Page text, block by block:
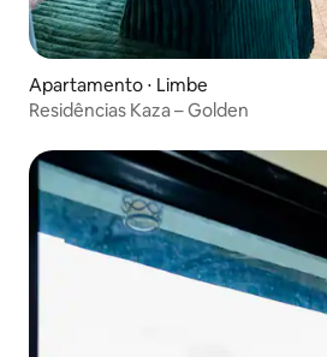
Apartamento ⋅ Limbe
Residências Kaza – Golden